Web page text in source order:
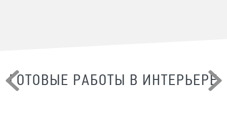
ГОТОВЫЕ РАБОТЫ В ИНТЕРЬЕРЕ